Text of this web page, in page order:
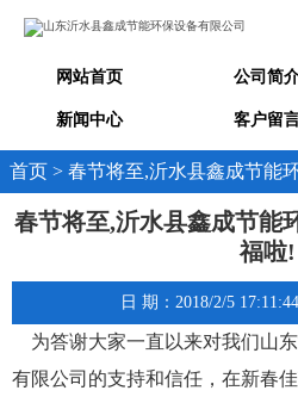
网站首页 公司简
新闻中心 客户留
首页 > 春节将至,沂水县鑫成节能
春节将至,沂水县鑫成节能
福啦!
日 期：2018/2/5
为答谢大家一直以来对我们山
有限公司的支持和信任，在新春